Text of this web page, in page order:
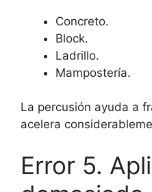
Concreto.
Block.
Ladrillo.
Mampostería.
La percusión ayuda a
acelera
Error 5.